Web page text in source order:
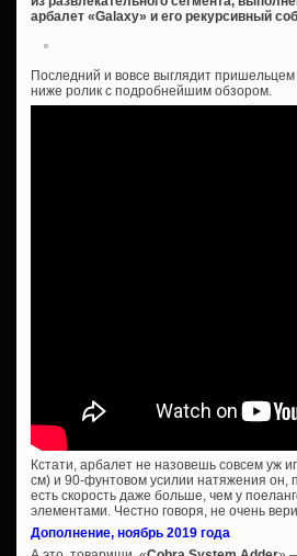
арбалет «Galaxy» и его рекурсивный
Последний и вовсе выглядит
ниже ролик с подробнейшим обзором.
Кстати, арбалет не назовешь совсем уж
см) и 90-фунтовом усилии натяжения он,
есть скорость даже больше, чем у
элементами. Честно говоря, не очень
Дополнение, ноябрь 2019 года